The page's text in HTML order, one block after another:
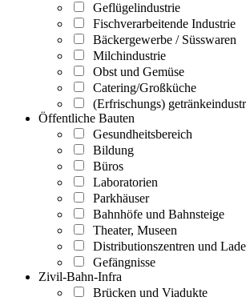
Geflügelindustrie
Fischverarbeitende Industrie
Bäckergewerbe / Süsswaren
Milchindustrie
Obst und Gemüse
Catering/Großküche
(Erfrischungs)
Öffentliche Bauten
Gesundheitsbereich
Bildung
Büros
Laboratorien
Parkhäuser
Bahnhöfe und Bahnsteige
Theater, Museen
Distributionszentren und
Gefängnisse
Zivil-Bahn-Infra
Brücken und Viadukte